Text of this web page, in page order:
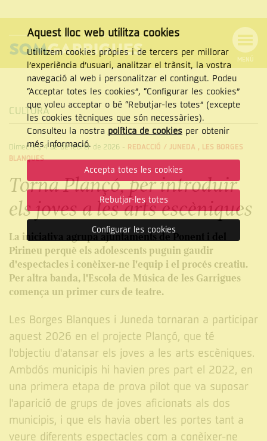
NAVEGACIÓ
MENÚ
Cercar
CERCAR
CULTURA
Dimecres, 4 de de febrer de 2026 - REDACCIÓ / JUNEDA, LES BORGES
BLANQUES
Torna Plançó, per introduir
els joves a les arts escèniques
La iniciativa agrupa ajuntaments de Ponent i del
Pirineu perquè els adolescents puguin gaudir
d'espectacles i conèixer-ne l'equip i el procés creatiu.
Per altra banda, l'Escola de Música de les Garrigues
comença un primer curs de teatre.
Les Borges Blanques i Juneda tornaran a participar
aquest 2026 en el projecte Plançó, que té
l'objectiu d'atansar els joves a les arts escèniques.
Ambdós municipis hi havien pres part el 2022, en
una primera etapa de prova pilot que va suposar
l'aparició de grups de joves aficionats als dos
municipis, i que els havia obert les portes tant a
veure diferents espectacles com a conèixer-ne
Aquest lloc web utilitza cookies
Utilitzem cookies pròpies i de tercers per millorar
l’experiència d’usuari, analitzar el trànsit, la vostra
navegació al web i personalitzar el contingut. Podeu
“Acceptar totes les cookies”, “Configurar les cookies”
que voleu acceptar o bé “Rebutjar-les totes” (excepte
les cookies tècniques que són necessàries).
Consulteu la nostra política de cookiesper obtenir
més informació.
Accepta totes les cookies
Rebutjar-les totes
Configurar les cookies